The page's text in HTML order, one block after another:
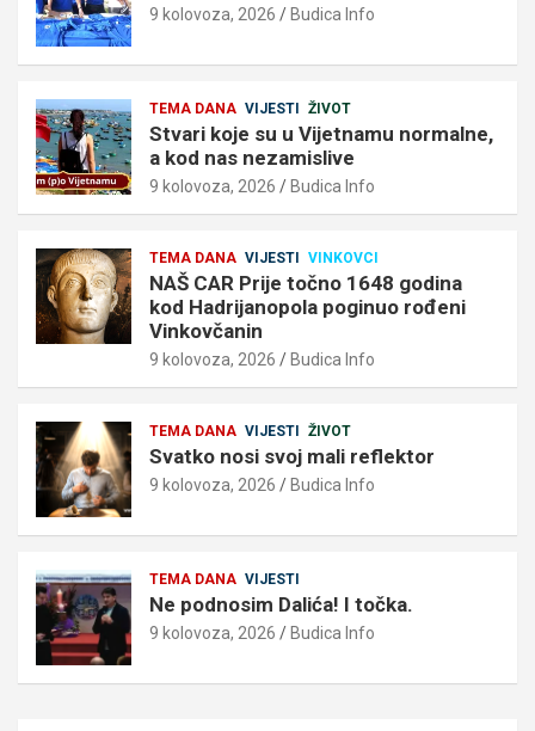
9 kolovoza, 2026 Budica Info
TEMA DANA VIJESTI ŽIVOT
Stvari koje su u Vijetnamu normalne,
a kod nas nezamislive
9 kolovoza, 2026 Budica Info
TEMA DANA VIJESTI VINKOVCI
NAŠ CAR Prije točno 1648 godina
kod Hadrijanopola poginuo rođeni
Vinkovčanin
9 kolovoza, 2026 Budica Info
TEMA DANA VIJESTI ŽIVOT
Svatko nosi svoj mali reflektor
9 kolovoza, 2026 Budica Info
TEMA DANA VIJESTI
Ne podnosim Dalića! I točka.
9 kolovoza, 2026 Budica Info